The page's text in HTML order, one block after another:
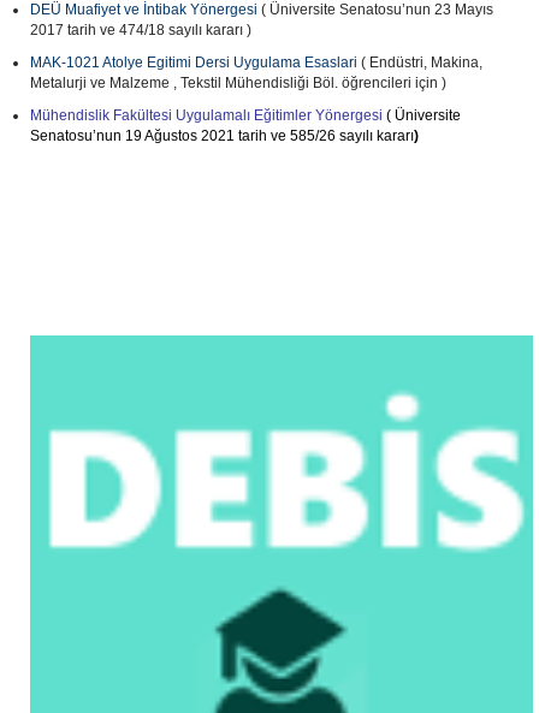
DEÜ Muafiyet ve İntibak Yönergesi ( Üniversite Senatosu’nun 23 Mayıs
2017 tarih ve 474/18 sayılı kararı )
MAK-1021 Atolye Egitimi Dersi Uygulama Esaslari ( Endüstri, Makina,
Metalurji ve Malzeme , Tekstil Mühendisliği Böl. öğrencileri için )
Mühendislik Fakültesi Uygulamalı Eğitimler Yönergesi ( Üniversite
Senatosu’nun 19 Ağustos 2021 tarih ve 585/26 sayılı kararı)